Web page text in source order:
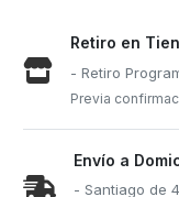
Retiro en
- Retiro
Previa
Envío a
- Santiago de